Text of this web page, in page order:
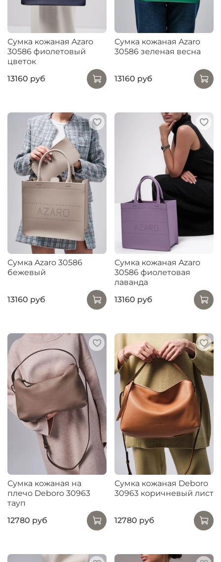
Сумка кожаная Azaro
30586 фиолетовый
цветок
13160 руб
Сумка кожаная Azaro
30586 зеленая весна
13160 руб
Сумка Azaro 30586
бежевый
13160 руб
Сумка кожаная Azaro
30586 фиолетовая
лаванда
13160 руб
Сумка кожаная на
плечо Deboro 30963
тауп
12780 руб
Сумка кожаная Deboro
30963 коричневый лист
12780 руб